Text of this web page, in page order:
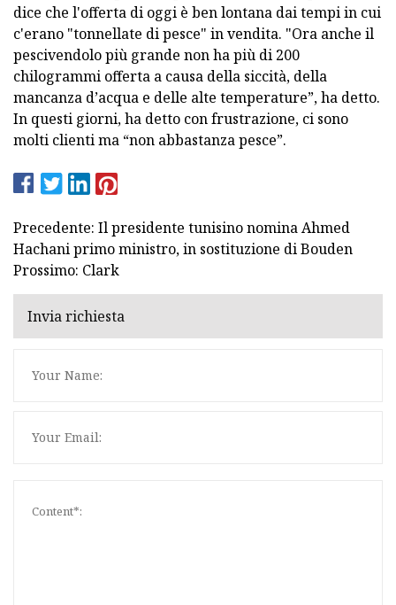
dice che l'offerta di oggi è ben lontana dai tempi in cui
c'erano "tonnellate di pesce" in vendita. "Ora anche il
pescivendolo più grande non ha più di 200
chilogrammi offerta a causa della siccità, della
mancanza d’acqua e delle alte temperature”, ha detto.
In questi giorni, ha detto con frustrazione, ci sono
molti clienti ma “non abbastanza pesce”.
Precedente: Il presidente tunisino nomina Ahmed
Hachani primo ministro, in sostituzione di Bouden
Prossimo: Clark
Invia richiesta